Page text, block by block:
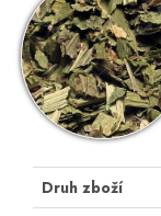
Druh zboží